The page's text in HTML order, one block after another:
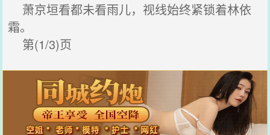
萧京垣看都未看雨儿，视线始终紧锁着林依
霜。
第(1/3)页